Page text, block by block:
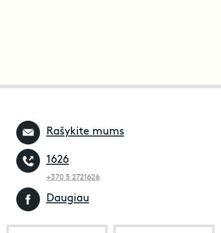
Rašykite mums
1626
+370 5 2721626
Daugiau